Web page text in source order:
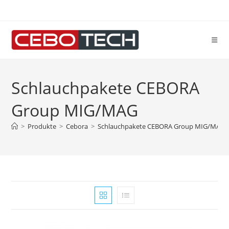
springen
Schlauchpakete CEBORA
Group MIG/MAG
> Produkte > Cebora > Schlauchpakete CEBORA Group MIG/MAG